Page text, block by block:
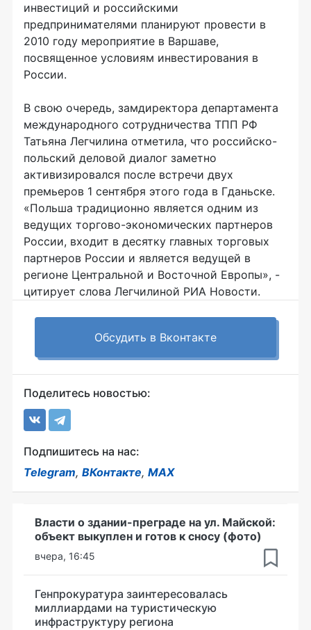
инвестиций и российскими
предпринимателями планируют провести в
2010 году мероприятие в Варшаве,
посвященное условиям инвестирования в
России.
В свою очередь, замдиректора департамента
международного сотрудничества ТПП РФ
Татьяна Легчилина отметила, что российско-
польский деловой диалог заметно
активизировался после встречи двух
премьеров 1 сентября этого года в Гданьске.
«Польша традиционно является одним из
ведущих торгово-экономических партнеров
России, входит в десятку главных торговых
партнеров России и является ведущей в
регионе Центральной и Восточной Европы», -
цитирует слова Легчилиной РИА Новости.
Обсудить в Вконтакте
Поделитесь новостью:
Подпишитесь на нас:
Telegram, ВКонтакте, MAX
Власти о здании-преграде на ул. Майской:
объект выкуплен и готов к сносу (фото)
вчера, 16:45
Генпрокуратура заинтересовалась
миллиардами на туристическую
инфраструктуру региона